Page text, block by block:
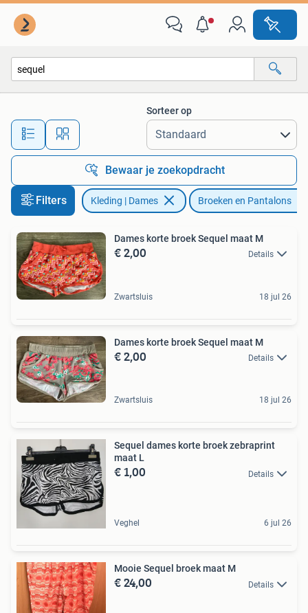
Alle afstanden…
Sorteer op
Bewaar je zoekopdracht
Filters Kleding | Dames Broeken en Pantalons
Dames korte broek Sequel maat M
€ 2,00 Details
Zwartsluis 18 jul 26
Dames korte broek Sequel maat M
€ 2,00 Details
Zwartsluis 18 jul 26
Sequel dames korte broek zebraprint
maat L
€ 1,00 Details
Veghel 6 jul 26
Mooie Sequel broek maat M
€ 24,00 Details